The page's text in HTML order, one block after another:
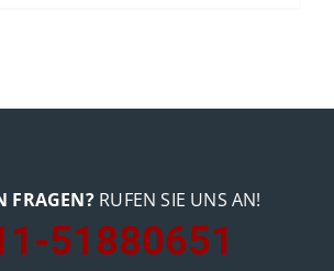
FRAGEN?RUFEN SIE UNS AN!
51880651